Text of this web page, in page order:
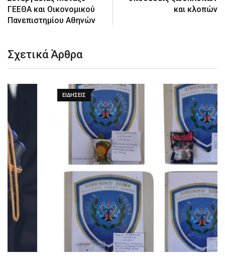
ΓΕΕΘΑ και Οικονομικού
Πανεπιστημίου Αθηνών
και κλοπών
Σχετικά Άρθρα